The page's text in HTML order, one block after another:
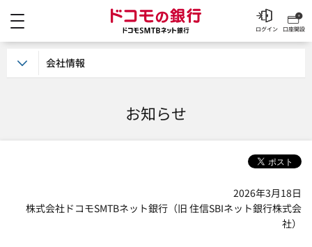
ドコモの銀行 ドコモ
口座開設
ログイン
お知らせ
2026年3月18日
株式会社ドコモSMTBネット銀行（旧 住信SBIネット銀行株式会
社）
会社情報